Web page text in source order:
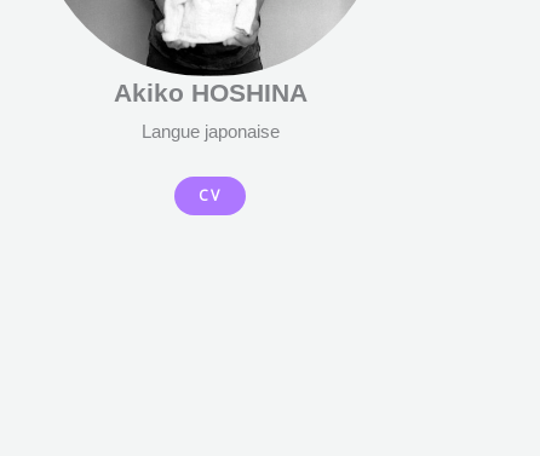
Akiko HOSHINA
Langue japonaise
CV